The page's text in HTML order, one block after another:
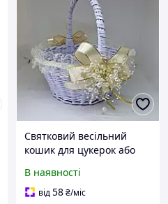
Святковий весільний
кошик для цукерок або
В наявності
від58₴/міс